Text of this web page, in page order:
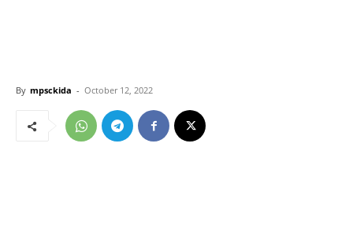
By mpsckida - October 12, 2022